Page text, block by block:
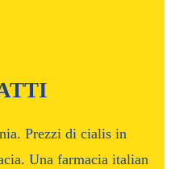
Prezzi di cialis in
Una farmacia italian